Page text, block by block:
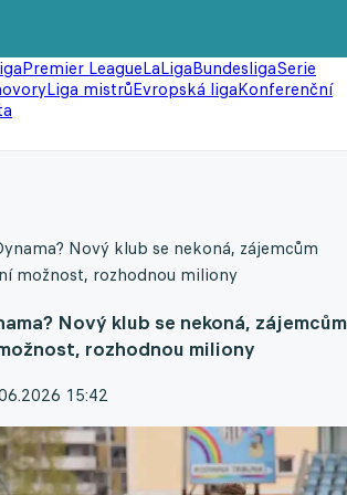
Premier LeagueLaLigaBundesligaSerie
Liga mistrůEvropská ligaKonferenční
Nový klub se nekoná, zájemcům
možnost, rozhodnou miliony
Nový klub se nekoná, zájemcům
rozhodnou miliony
15:42